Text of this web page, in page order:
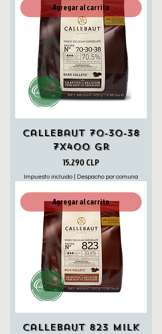
Agregar al carrito
Callebaut 70-30-38
7x400 Gr
Precio
15.290 CLP
Impuesto incluido Despacho por comuna
Agregar al carrito
Callebaut 823 milk